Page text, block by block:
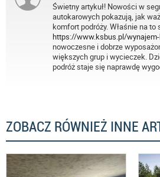
Świetny artykuł! Nowości w
autokarowych pokazują, jak
komfort podróży. Właśnie na to
https://www.ksbus.pl/wynajem-
nowoczesne i dobrze
większych grup i wycieczek.
podróż staje się naprawdę
ZOBACZ RÓWNIEŻ INNE